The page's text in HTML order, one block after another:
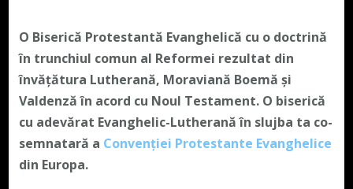
O Biserică Protestantă Evanghelică cu o doctrină
în trunchiul comun al Reformei rezultat din
învățătura Lutherană, Moraviană Boemă și
Valdenză în acord cu Noul Testament. O biserică
cu adevărat Evanghelic-Lutherană în slujba ta co-
semnatară a Convenției Protestante Evanghelice
din Europa.